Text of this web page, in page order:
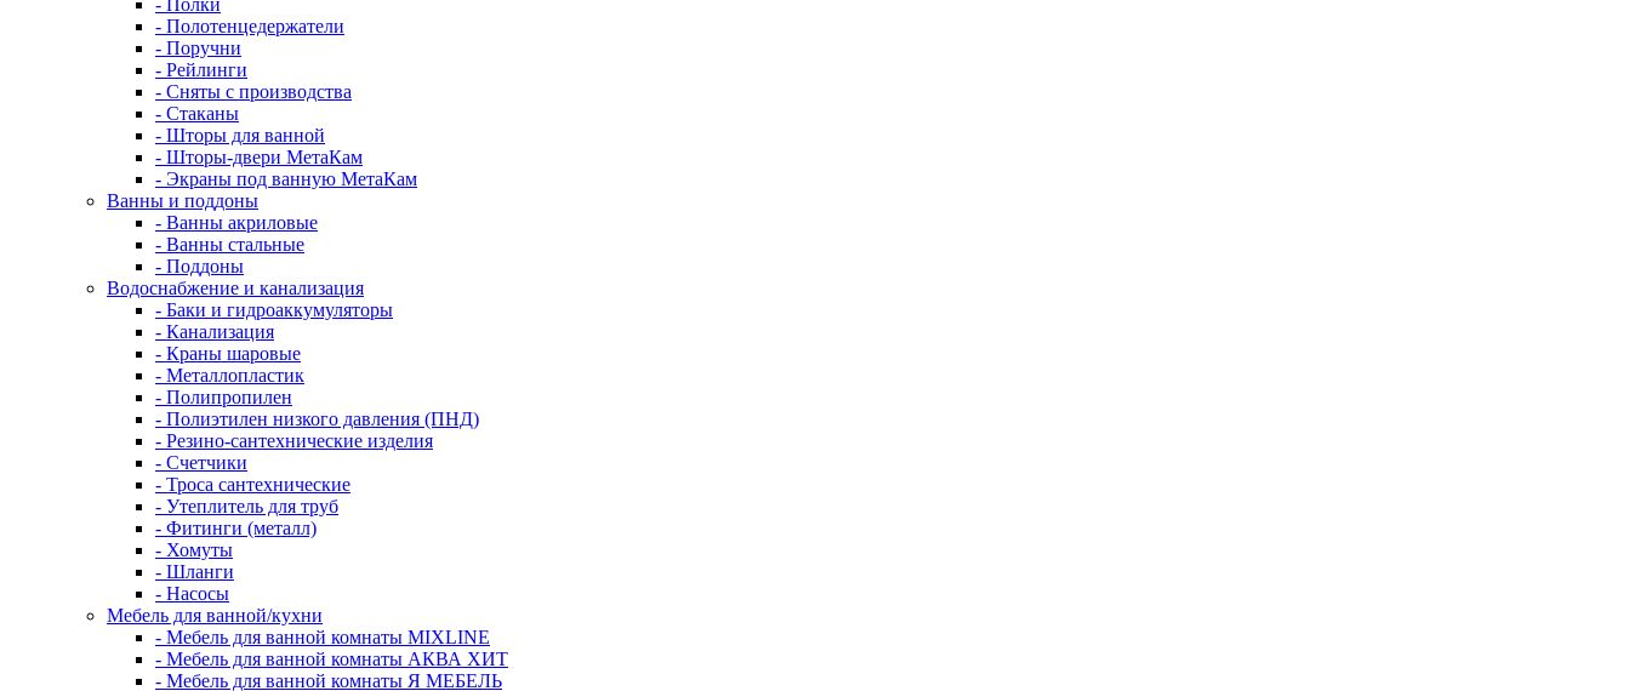
- Полки
- Полотенцедержатели
- Поручни
- Рейлинги
- Сняты с производства
- Стаканы
- Шторы для ванной
- Шторы-двери МетаКам
- Экраны под ванную МетаКам
Ванны и поддоны
- Ванны акриловые
- Ванны стальные
- Поддоны
Водоснабжение и канализация
- Баки и гидроаккумуляторы
- Канализация
- Краны шаровые
- Металлопластик
- Полипропилен
- Полиэтилен низкого давления (ПНД)
- Резино-сантехнические изделия
- Счетчики
- Троса сантехнические
- Утеплитель для труб
- Фитинги (металл)
- Хомуты
- Шланги
- Насосы
Мебель для ванной/кухни
- Мебель для ванной комнаты MIXLINE
- Мебель для ванной комнаты АКВА ХИТ
- Мебель для ванной комнаты Я МЕБЕЛЬ